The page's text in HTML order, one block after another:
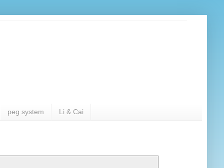
peg system Li & Cai